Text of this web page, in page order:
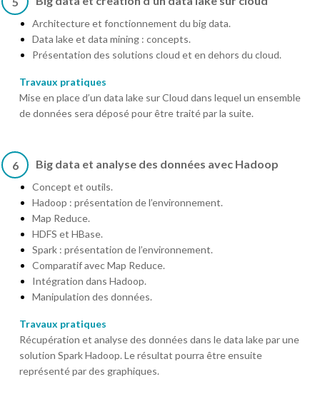
Architecture et fonctionnement du big data.
Data lake et data mining : concepts.
Présentation des solutions cloud et en dehors du cloud.
Travaux pratiques
Mise en place d’un data lake sur Cloud dans lequel un ensemble
de données sera déposé pour être traité par la suite.
6 Big data et analyse des données avec Hadoop
Concept et outils.
Hadoop : présentation de l’environnement.
Map Reduce.
HDFS et HBase.
Spark : présentation de l’environnement.
Comparatif avec Map Reduce.
Intégration dans Hadoop.
Manipulation des données.
Travaux pratiques
Récupération et analyse des données dans le data lake par une
solution Spark Hadoop. Le résultat pourra être ensuite
représenté par des graphiques.